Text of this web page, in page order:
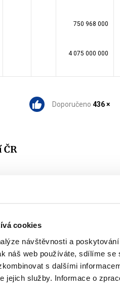
cookies
návštěvnosti a
náš web používáte, sdílíme
s dalšími
jejich služby. Informace o
750 968 000
4 075 000 000
Doporučeno 436 ×